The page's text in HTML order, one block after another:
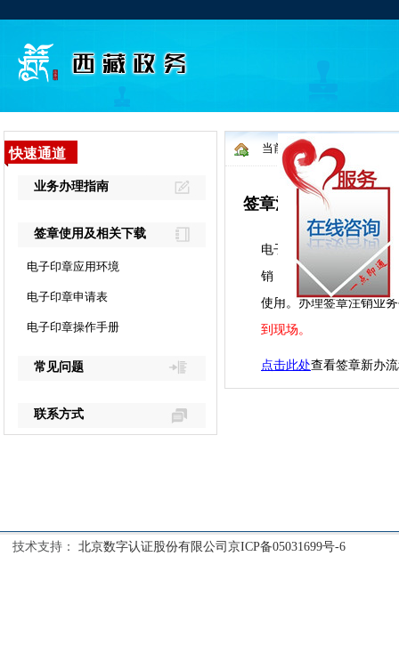
当前位置： 首页
签章注销
电子签章由于单位合并
销；用户需到大厅服务
使用。办理签章注销业
到现场。
点击此处查看签章新办